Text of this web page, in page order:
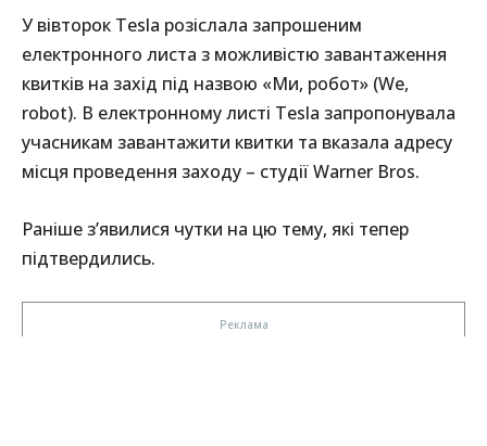
У вівторок Tesla розіслала запрошеним
електронного листа з можливістю завантаження
квитків на захід під назвою «Ми, робот» (We,
robot). В електронному листі Tesla запропонувала
учасникам завантажити квитки та вказала адресу
місця проведення заходу – студії Warner Bros.
Раніше з’явилися чутки на цю тему, які тепер
підтвердились.